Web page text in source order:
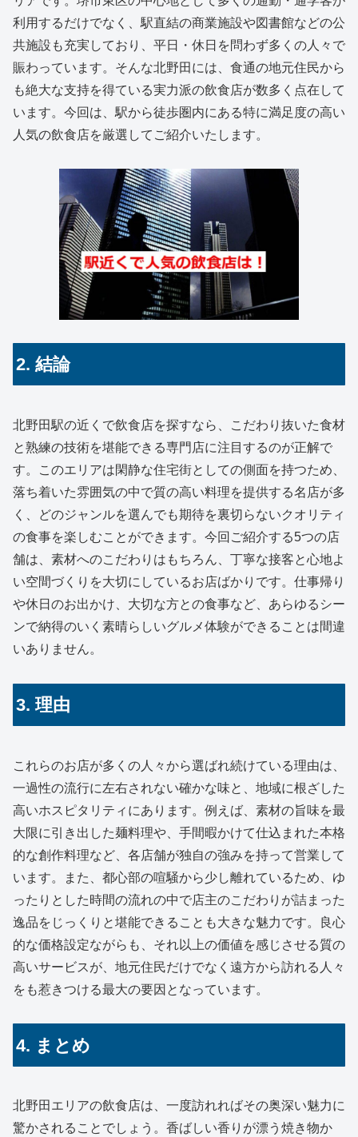
利用するだけでなく、駅直結の商業施設や図書館などの公
共施設も充実しており、平日・休日を問わず多くの人々で
賑わっています。そんな北野田には、食通の地元住民から
も絶大な支持を得ている実力派の飲食店が数多く点在して
います。今回は、駅から徒歩圏内にある特に満足度の高い
人気の飲食店を厳選してご紹介いたします。
2. 結論
北野田駅の近くで飲食店を探すなら、こだわり抜いた食材
と熟練の技術を堪能できる専門店に注目するのが正解で
す。このエリアは閑静な住宅街としての側面を持つため、
落ち着いた雰囲気の中で質の高い料理を提供する名店が多
く、どのジャンルを選んでも期待を裏切らないクオリティ
の食事を楽しむことができます。今回ご紹介する5つの店
舗は、素材へのこだわりはもちろん、丁寧な接客と心地よ
い空間づくりを大切にしているお店ばかりです。仕事帰り
や休日のお出かけ、大切な方との食事など、あらゆるシー
ンで納得のいく素晴らしいグルメ体験ができることは間違
いありません。
3. 理由
これらのお店が多くの人々から選ばれ続けている理由は、
一過性の流行に左右されない確かな味と、地域に根ざした
高いホスピタリティにあります。例えば、素材の旨味を最
大限に引き出した麺料理や、手間暇かけて仕込まれた本格
的な創作料理など、各店舗が独自の強みを持って営業して
います。また、都心部の喧騒から少し離れているため、ゆ
ったりとした時間の流れの中で店主のこだわりが詰まった
逸品をじっくりと堪能できることも大きな魅力です。良心
的な価格設定ながらも、それ以上の価値を感じさせる質の
高いサービスが、地元住民だけでなく遠方から訪れる人々
をも惹きつける最大の要因となっています。
4. まとめ
北野田エリアの飲食店は、一度訪れればその奥深い魅力に
驚かされることでしょう。香ばしい香りが漂う焼き物か